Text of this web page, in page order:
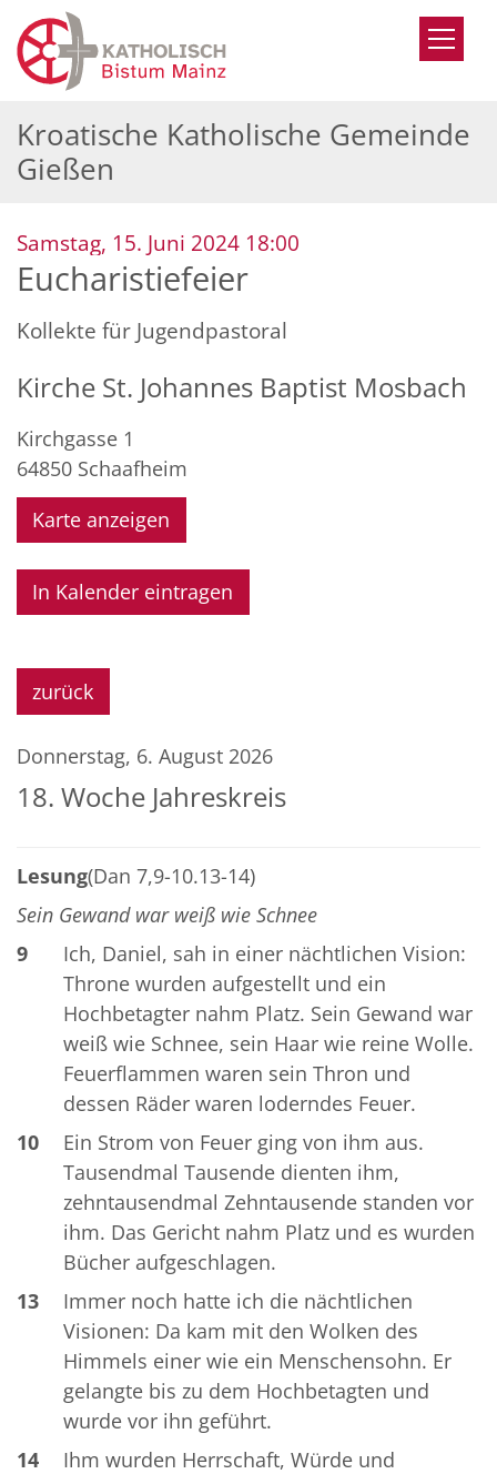
Zum Inhalt springen
Kroatische Katholische Gemeinde
Gießen
Samstag, 15. Juni 2024 18:00
Eucharistiefeier
Kollekte für Jugendpastoral
Kirche St. Johannes Baptist Mosbach
Kirchgasse 1
64850 Schaafheim
Karte anzeigen
In Kalender eintragen
zurück
Donnerstag, 6. August 2026
18. Woche Jahreskreis
Lesung(Dan 7,9-10.13-14)
Sein Gewand war weiß wie Schnee
9
Ich, Daniel, sah in einer nächtlichen Vision:
Throne wurden aufgestellt und ein
Hochbetagter nahm Platz. Sein Gewand war
weiß wie Schnee, sein Haar wie reine Wolle.
Feuerflammen waren sein Thron und
dessen Räder waren loderndes Feuer.
10
Ein Strom von Feuer ging von ihm aus.
Tausendmal Tausende dienten ihm,
zehntausendmal Zehntausende standen vor
ihm. Das Gericht nahm Platz und es wurden
Bücher aufgeschlagen.
13
Immer noch hatte ich die nächtlichen
Visionen: Da kam mit den Wolken des
Himmels einer wie ein Menschensohn. Er
gelangte bis zu dem Hochbetagten und
wurde vor ihn geführt.
14
Ihm wurden Herrschaft, Würde und